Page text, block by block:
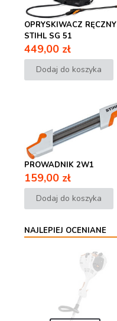
OPRYSKIWACZ RĘCZNY
STIHL SG 51
449,00 zł
Dodaj do koszyka
PROWADNIK 2W1
159,00 zł
Dodaj do koszyka
NAJLEPIEJ OCENIANE